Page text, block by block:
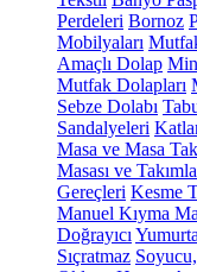
Perdeleri Bornoz
Mobilyaları
Amaçlı Dolap
Mutfak Dolapları
Sebze Dolabı
Sandalyeleri
Masa ve Masa
Masası ve
Gereçleri Kesme
Manuel Kıyma
Doğrayıcı
Sıçratmaz